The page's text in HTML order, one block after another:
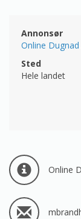
Annonsør
Online Dugnad
Sted
Hele landet
Online